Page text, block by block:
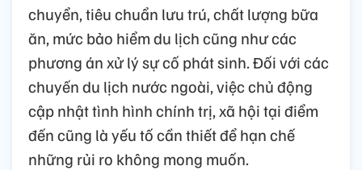
chuyển, tiêu chuẩn lưu trú, chất lượng bữa
ăn, mức bảo hiểm du lịch cũng như các
phương án xử lý sự cố phát sinh. Đối với các
chuyến du lịch nước ngoài, việc chủ động
cập nhật tình hình chính trị, xã hội tại điểm
đến cũng là yếu tố cần thiết để hạn chế
những rủi ro không mong muốn.